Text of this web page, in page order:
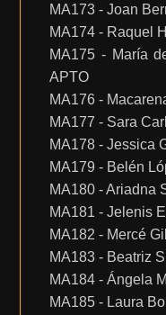
MA173 - Joan
MA174 - Raquel
MA175 - María
APTO
MA176 -
MA177 - Sara
MA178 - Jessica
MA179 - Belén
MA180 - Ariadna
MA181 - Jelenis
MA182 - Mercé
MA183 - Beatriz
MA184 - Ángela
MA185 - Laura